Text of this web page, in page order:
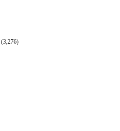
(3,276)